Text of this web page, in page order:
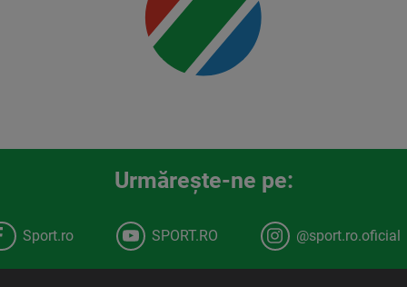
Urmăreşte-ne pe:
Sport.ro SPORT.RO @sport.ro.oficial